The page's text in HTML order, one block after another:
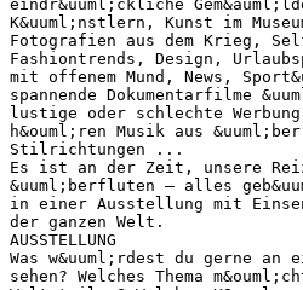
eindr&uuml;ckliche
K&uuml;nstlern, Kunst im
Fotografien aus dem Krieg,
Fashiontrends, Design,
mit offenem Mund, News,
spannende Dokumentarfilme
lustige oder schlechte
h&ouml;ren Musik aus
Stilrichtungen ...
Es ist an der Zeit, unsere
&uuml;berfluten – alles
in einer Ausstellung mit
der ganzen Welt.
AUSSTELLUNG
Was w&uuml;rdest du gerne an
sehen? Welches Thema